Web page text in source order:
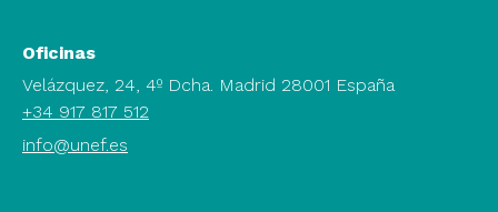
Oficinas
Velázquez, 24, 4º Dcha. Madrid 28001 España
+34 917 817 512
info@unef.es